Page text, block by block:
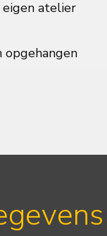
atelier
opgehangen